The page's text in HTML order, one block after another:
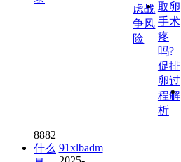
虑战
争风
险
取卵
手术
疼
吗?
促排
卵过
程解
析
8882
什么 91xlbadm